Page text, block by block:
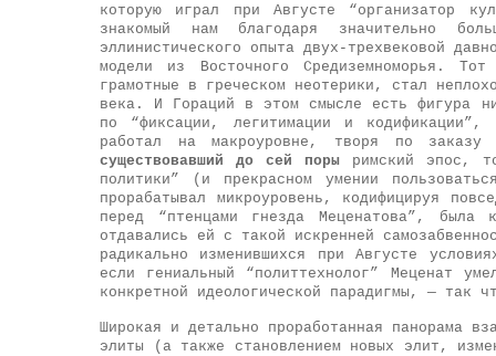
которую играл при Августе “организатор
знакомый нам благодаря значительно
эллинистического опыта двух-трехвековой
модели из Восточного Средиземноморья.
грамотные в греческом неотерики, стал
века. И Гораций в этом смысле есть фигура
по “фиксации, легитимации и
работал на макроуровне, творя по
существовавший до сей поры римский эпос,
политики” (и прекрасном умении
прорабатывал микроуровень, кодифицируя
перед “птенцами гнезда Меценатова”,
отдавались ей с такой искренней
радикально изменившихся при Августе
если гениальный “политтехнолог” Меценат
конкретной идеологической парадигмы, — так
Широкая и детально проработанная панорама
элиты (а также становлением новых элит,